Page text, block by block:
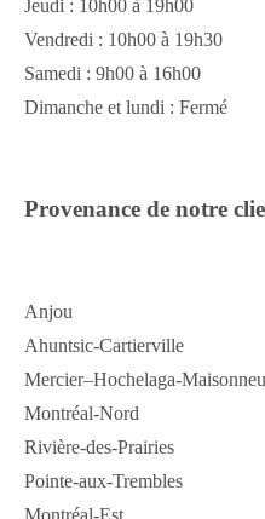
Jeudi : 10h00 à 19h00
Vendredi : 10h00 à 19h30
Samedi : 9h00 à 16h00
Dimanche et lundi : Fermé
Provenance de notre
Anjou
Ahuntsic-Cartierville
Mercier–Hochelaga-
Montréal-Nord
Rivière-des-Prairies
Pointe-aux-Trembles